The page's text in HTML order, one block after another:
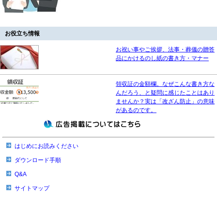
お役立ち情報
お祝い事やご挨拶、法事・葬儀の贈答
品にかけるのし紙の書き方・マナー
領収証の金額欄。なぜこんな書き方な
んだろう、と疑問に感じたことはあり
ませんか？実は「改ざん防止」の意味
があるのです。
はじめにお読みください
ダウンロード手順
Q&A
サイトマップ